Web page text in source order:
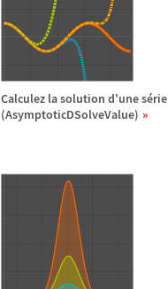
Calculez la solution d'une série
(AsymptoticDSolveValue)